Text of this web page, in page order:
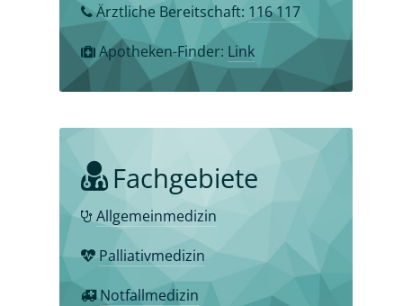
Ärztliche Bereitschaft: 116 117
Apotheken-Finder: Link
Fachgebiete
Allgemeinmedizin
Palliativmedizin
Notfallmedizin